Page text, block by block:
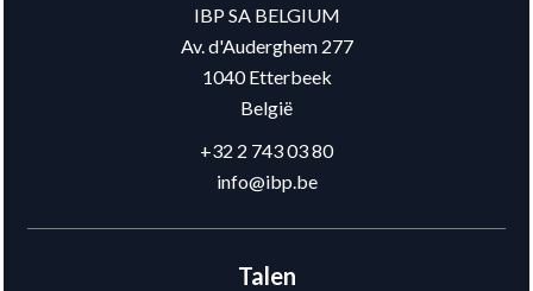
IBP SA BELGIUM
Av. d'Auderghem 277
1040Etterbeek
België
+32 2 743 03 80
info@ibp.be
Talen